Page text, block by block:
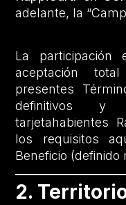
adelante, la
La participación
aceptación
presentes
definitivos y
tarjetahabientes
los requisitos
Beneficio (definido
2.